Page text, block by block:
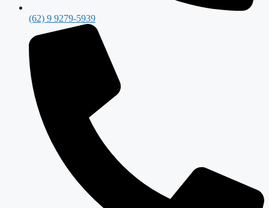
(62) 9 9279-5939